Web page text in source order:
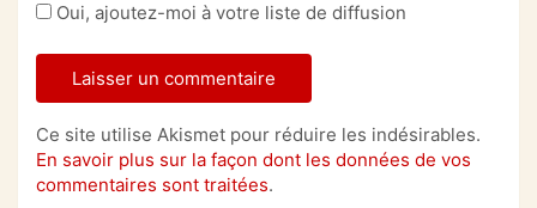
Oui, ajoutez-moi à votre liste de diffusion
Ce site utilise Akismet pour réduire les indésirables.
En savoir plus sur la façon dont les données de vos
commentaires sont traitées.